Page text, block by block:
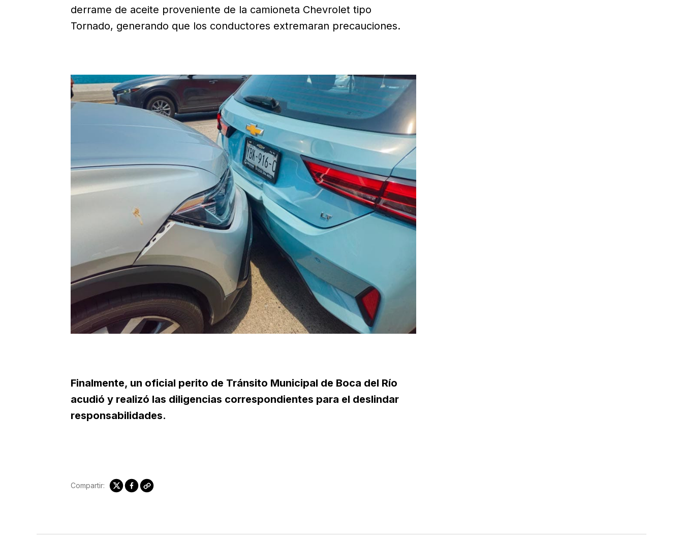
derrame de aceite proveniente de la camioneta Chevrolet tipo
Tornado, generando que los conductores extremaran precauciones.
Finalmente, un oficial perito de Tránsito Municipal de Boca del Río
acudió y realizó las diligencias correspondientes para el deslindar
responsabilidades.
Compartir: